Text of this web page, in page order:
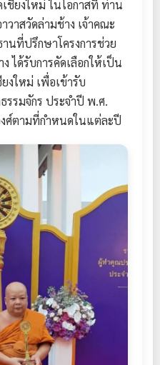
ชียงใหม่ ในโอกาสที่ ท่าน
วาสวัดล่ามช้าง เจ้าคณะ
นที่ปรึกษาโครงการช่วย
ได้รับการคัดเลือกให้เป็น
งใหม่ เพื่อเข้ารับ
รรมจักร ประจำปี พ.ศ.
ศ์ตามที่กำหนดในแต่ละปี